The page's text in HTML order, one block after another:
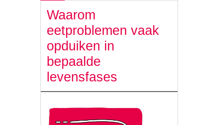
Waarom
eetproblemen vaak
opduiken in
bepaalde
levensfases